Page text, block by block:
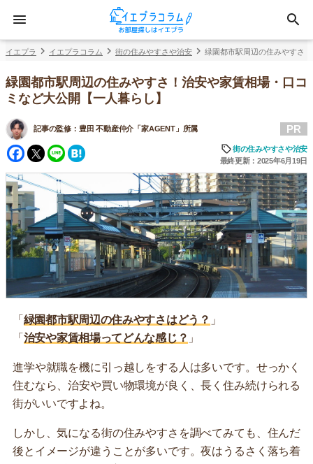
イエプラ イエプラコラム 街の住みやすさや治安 緑園都市駅周辺の住みやすさ
緑園都市駅周辺の住みやすさ！治安や家賃相場・口コ
ミなど大公開【一人暮らし】
記事の監修： 豊田 不動産仲介「家AGENT」所属
Facebook
Twitter
Line
PR
街の住みやすさや治安
最終更新：2025年6月19日
「 緑園都市駅周辺の住みやすさはどう？ 」
「 治安や家賃相場ってどんな感じ？ 」
進学や就職を機に引っ越しをする人は多いです。せっかく
住むなら、治安や買い物環境が良く、長く住み続けられる
街がいいですよね。
しかし、気になる街の住みやすさを調べてみても、住んだ
後とイメージが違うことが多いです。夜はうるさく落ち着